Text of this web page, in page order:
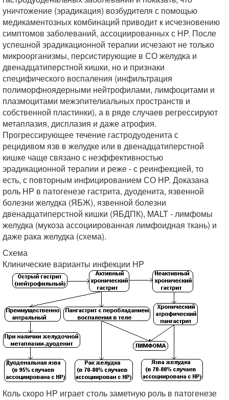
уничтожение (эрадикация) возбудителя с помощью
медикаментозных комбинаций приводит к исчезновению
симптомов заболеваний, ассоциированных с HP. После
успешной эрадикационной терапии исчезают не только
микроорганизмы, персистирующие в СО желудка и
двенадцатиперстной кишки, но и признаки
специфического воспаления (инфильтрация
полиморфноядерными нейтрофилами, лимфоцитами и
плазмоцитами межэпителиальных пространств и
собственной пластинки), а в ряде случаев регрессируют
метаплазия, дисплазия и даже атрофия.
Прогрессирующее течение гастродуоденита с
рецидивом язв в желудке или в двенадцатиперстной
кишке чаще связано с неэффективностью
эрадикационной терапии и реже - с реинфекцией, то
есть, с повторным инфицированием СО HP. Доказана
роль HP в патогенезе гастрита, дуоденита, язвенной
болезни желудка (ЯБЖ), язвенной болезни
двенадцатиперстной кишки (ЯБДПК), MALT - лимфомы
желудка (мукоза ассоциированная лимфоидная ткань) и
даже рака желудка (схема).
Схема
Клинические варианты инфекции HP
Коль скоро HP играет столь заметную роль в патогенезе